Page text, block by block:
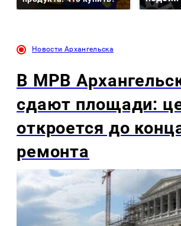
Новости Архангельска
В МРВ
сдают площади:
откроется до
ремонта